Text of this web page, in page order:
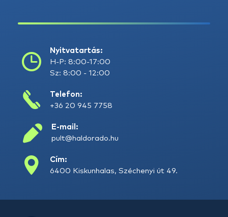
Nyitvatartás:
H-P: 8:00-17:00
Sz: 8:00 - 12:00
Telefon:
+36 20 945 7758
E-mail:
pult@haldorado.hu
Cím:
6400 Kiskunhalas, Széchenyi út 49.